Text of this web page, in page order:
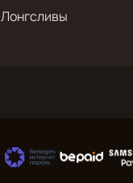
Лонгсливы